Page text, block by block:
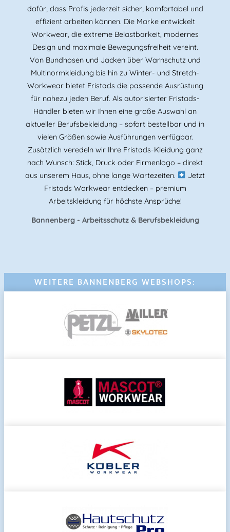
dafür, dass Profis jederzeit sicher, komfortabel und
effizient arbeiten können. Die Marke entwickelt
Workwear, die extreme Belastbarkeit, modernes
Design und maximale Bewegungsfreiheit vereint.
Von Bundhosen und Jacken über Warnschutz und
Multinormkleidung bis hin zu Winter- und Stretch-
Workwear bietet Fristads die passende Ausrüstung
für nahezu jeden Beruf. Als autorisierter Fristads-
Händler bieten wir Ihnen eine große Auswahl an
aktueller Berufsbekleidung – sofort bestellbar und in
vielen Größen sowie Ausführungen verfügbar.
Zusätzlich veredeln wir Ihre Fristads-Kleidung ganz
nach Wunsch: Stick, Druck oder Firmenlogo – direkt
aus unserem Haus, ohne lange Wartezeiten.
Jetzt
Fristads Workwear entdecken – premium
Arbeitskleidung für höchste Ansprüche!
Bannenberg - Arbeitsschutz & Berufsbekleidung
WEITERE BANNENBERG WEBSHOPS: